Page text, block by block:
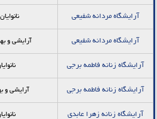
آرایشگاه مردانه شفیعی
آرایشگاه مردانه شفیعی آرایشی و
آرایشگاه زنانه فاطمه برجی
آرایشگاه زنانه فاطمه برجی آرایشی و
آرایشگاه زنانه زهرا عابدی